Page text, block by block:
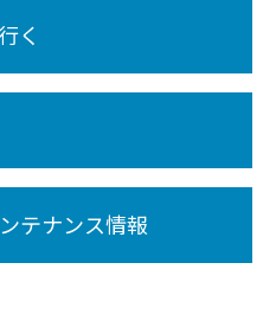
く
テナンス情報